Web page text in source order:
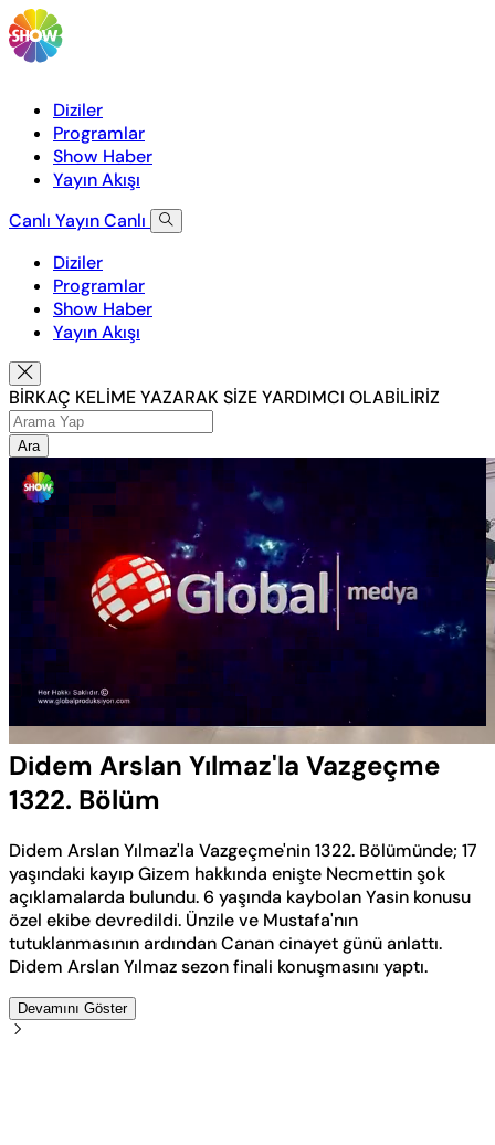
Diziler
Programlar
Show Haber
Yayın Akışı
Canlı YayınCanlı
Diziler
Programlar
Show Haber
Yayın Akışı
BİRKAÇ KELİME YAZARAK SİZE YARDIMCI OLABİLİRİZ
Ara
Sesi
Aç
Hızı
Didem Arslan Yılmaz'la Vazgeçme
1322. Bölüm
Didem Arslan Yılmaz'la Vazgeçme'nin 1322. Bölümünde; 17
yaşındaki kayıp Gizem hakkında enişte Necmettin şok
açıklamalarda bulundu. 6 yaşında kaybolan Yasin konusu
özel ekibe devredildi. Ünzile ve Mustafa'nın
tutuklanmasının ardından Canan cinayet günü anlattı.
Didem Arslan Yılmaz sezon finali konuşmasını yaptı.
Devamını Göster